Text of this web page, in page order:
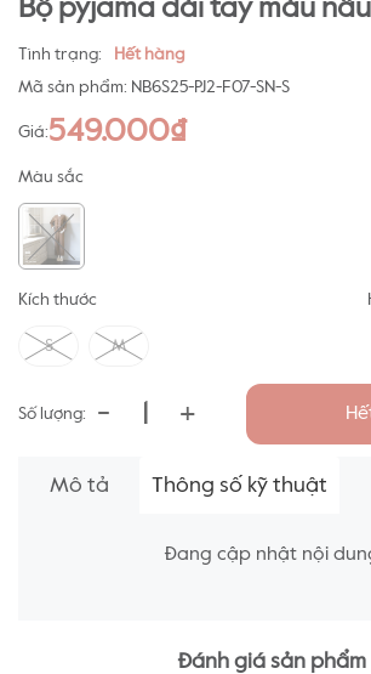
Bộ pyjama dài tay màu
Tình trạng:
Hết hàng
Mã sản phẩm: NB6S25-PJ2-F07-SN-S
Giá:549.000₫
Màu sắc
Kích thước
S M
Số lượng: - +
Mô tả Thông số kỹ thuật
Đang cập nhật nội
Đánh giá sản phẩm